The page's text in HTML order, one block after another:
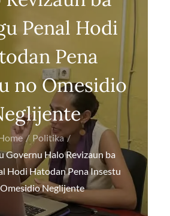
Penal Hodi
Pena
no Omesidio
Politika
Governu Halo Revizaun ba
Hodi Hatodan Pena Insestu
Neglijente